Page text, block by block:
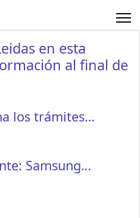
en esta
al final de
los trámites…
Samsung…